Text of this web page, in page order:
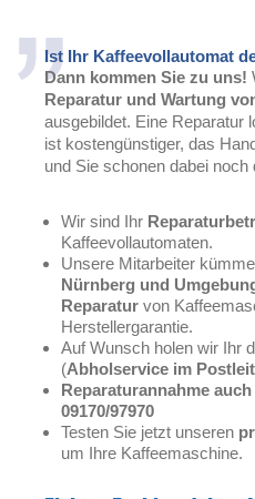
Ist Ihr Kaffeevollautomat
Dann kommen Sie zu uns!
Reparatur und Wartung
ausgebildet. Eine Reparatur
ist kostengünstiger, das
und Sie schonen dabei noch
Wir sind Ihr
Kaffeevollautomaten.
Unsere Mitarbeiter
Nürnberg und
Reparatur von
Herstellergarantie.
Auf Wunsch holen wir Ihr
(Abholservice im
Reparaturannahme
09170/97970
Testen Sie jetzt unseren
um Ihre Kaffeemaschine.